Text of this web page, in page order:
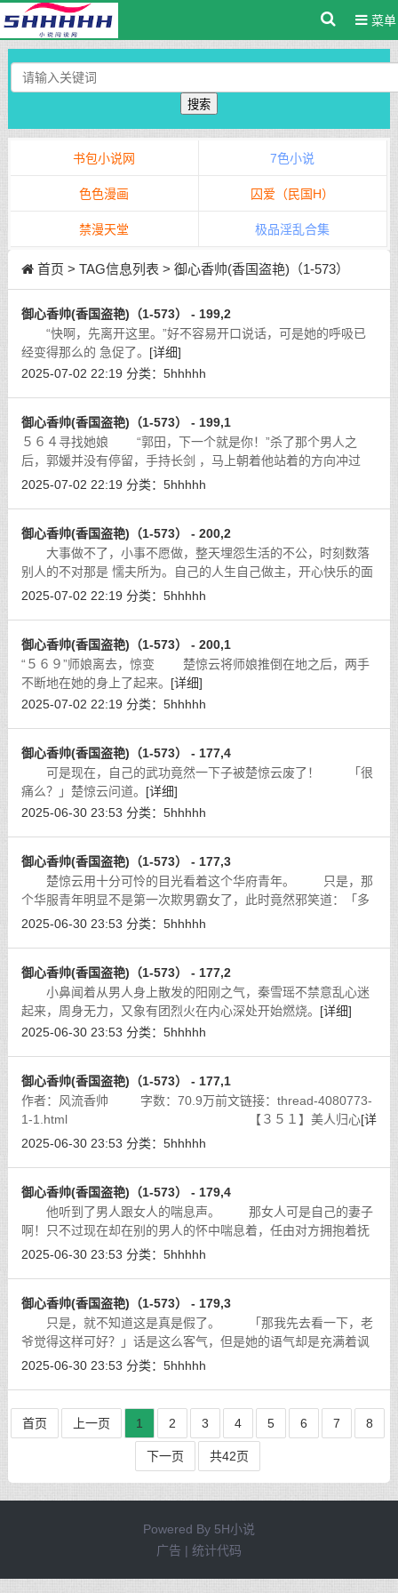
菜单
搜索
书包小说网 7色小说
色色漫画 囚爱（民国H）
禁漫天堂 极品淫乱合集
首页 > TAG信息列表 > 御心香帅(香国盗艳)（1-573）
御心香帅(香国盗艳)（1-573） - 199,2
“快啊，先离开这里。”好不容易开口说话，可是她的呼吸已
经变得那么的 急促了。 [详细]
2025-07-02 22:19 分类： 5hhhhh
御心香帅(香国盗艳)（1-573） - 199,1
５６４寻找她娘 “郭田，下一个就是你！”杀了那个男人之
后，郭媛并没有停留，手持长剑 ，马上朝着他站着的方向冲过
去。[详细]
2025-07-02 22:19 分类： 5hhhhh
御心香帅(香国盗艳)（1-573） - 200,2
大事做不了，小事不愿做，整天埋怨生活的不公，时刻数落
别人的不对那是 懦夫所为。自己的人生自己做主，开心快乐的面
对每一天，活得漂亮才是真本事 。
2025-07-02 22:19 分类： 5hhhhh
御心香帅(香国盗艳)（1-573） - 200,1
“５６９”师娘离去，惊变 楚惊云将师娘推倒在地之后，两手
不断地在她的身上了起来。 [详细]
2025-07-02 22:19 分类： 5hhhhh
御心香帅(香国盗艳)（1-573） - 177,4
可是现在，自己的武功竟然一下子被楚惊云废了！ 「很
痛么？」楚惊云问道。 [详细]
2025-06-30 23:53 分类： 5hhhhh
御心香帅(香国盗艳)（1-573） - 177,3
楚惊云用十分可怜的目光看着这个华府青年。 只是，那
个华服青年明显不是第一次欺男霸女了，此时竟然邪笑道：「多
么有味道的妞啊，少爷我对你更加有兴趣了！你们，去给我将她
2025-06-30 23:53 分类： 5hhhhh
御心香帅(香国盗艳)（1-573） - 177,2
小鼻闻着从男人身上散发的阳刚之气，秦雪瑶不禁意乱心迷
起来，周身无力，又象有团烈火在内心深处开始燃烧。 [详细]
2025-06-30 23:53 分类： 5hhhhh
御心香帅(香国盗艳)（1-573） - 177,1
作者：风流香帅 字数：70.9万前文链接：thread-4080773-
1-1.html 【３５１】美人归心[详
细]
2025-06-30 23:53 分类： 5hhhhh
御心香帅(香国盗艳)（1-573） - 179,4
他听到了男人跟女人的喘息声。 那女人可是自己的妻子
啊！只不过现在却在别的男人的怀中喘息着，任由对方拥抱着抚
摸着她的身体？！[详细]
2025-06-30 23:53 分类： 5hhhhh
御心香帅(香国盗艳)（1-573） - 179,3
只是，就不知道这是真是假了。 「那我先去看一下，老
爷觉得这样可好？」话是这么客气，但是她的语气却是充满着讽
刺，瞥了楚惊云一眼，她转身走出了地牢。看来是打算去祖庙看
2025-06-30 23:53 分类： 5hhhhh
首页 上一页 1 2 3 4 5 6 7 8
下一页 共42页
Powered By 5H小说
广告 | 统计代码